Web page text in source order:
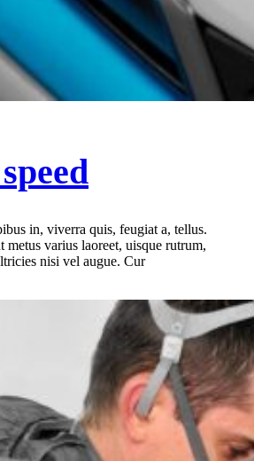
in, viverra quis, feugiat a, tellus.
metus varius laoreet, uisque rutrum,
nisi vel augue. Cur